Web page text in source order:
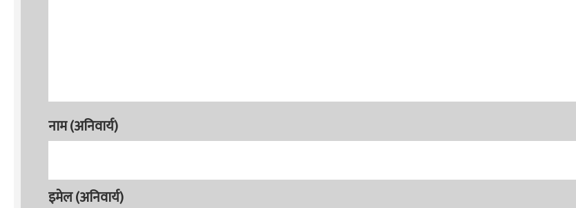
नाम (अनिवार्य)
इमेल (अनिवार्य)